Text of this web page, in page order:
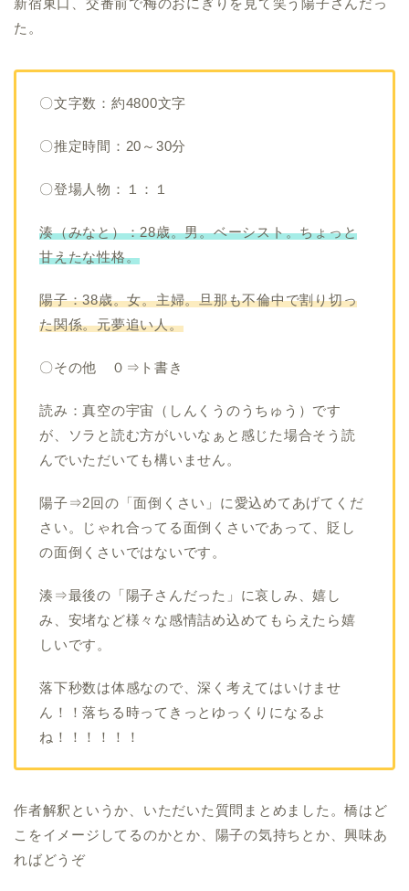
新宿東口、交番前で梅のおにぎりを見て笑う陽子さんだっ
た。
〇文字数：約4800文字
〇推定時間：20～30分
〇登場人物：１：１
湊（みなと）：28歳。男。ベーシスト。ちょっと
甘えたな性格。
陽子：38歳。女。主婦。旦那も不倫中で割り切っ
た関係。元夢追い人。
〇その他 ０⇒ト書き
読み：真空の宇宙（しんくうのうちゅう）です
が、ソラと読む方がいいなぁと感じた場合そう読
んでいただいても構いません。
陽子⇒2回の「面倒くさい」に愛込めてあげてくだ
さい。じゃれ合ってる面倒くさいであって、貶し
の面倒くさいではないです。
湊⇒最後の「陽子さんだった」に哀しみ、嬉し
み、安堵など様々な感情詰め込めてもらえたら嬉
しいです。
落下秒数は体感なので、深く考えてはいけませ
ん！！落ちる時ってきっとゆっくりになるよ
ね！！！！！！
作者解釈というか、いただいた質問まとめました。橋はど
こをイメージしてるのかとか、陽子の気持ちとか、興味あ
ればどうぞ